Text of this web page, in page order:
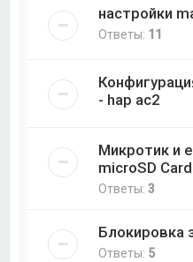
настройки
Ответы: 11
- hap ac2
Микротик и
microSD
Ответы:3
Блокировка
Ответы: 5